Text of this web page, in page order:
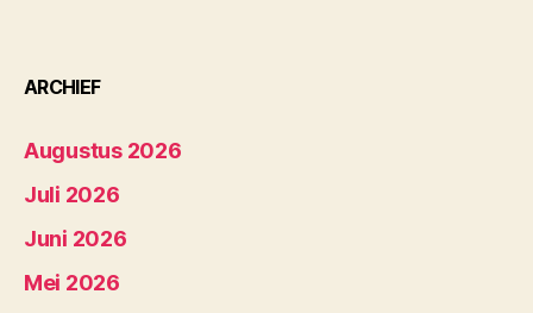
ARCHIEF
Augustus 2026
Juli 2026
Juni 2026
Mei 2026